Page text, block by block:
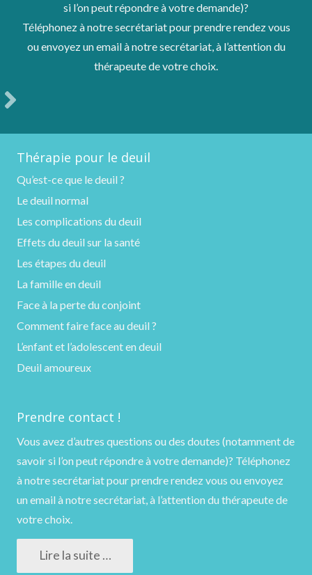
si l’on peut répondre à votre demande)?
Téléphonez à notre secrétariat pour prendre rendez vous
ou envoyez un email à notre secrétariat, à l’attention du
thérapeute de votre choix.
Thérapie pour le deuil
Qu’est-ce que le deuil ?
Le deuil normal
Les complications du deuil
Effets du deuil sur la santé
Les étapes du deuil
La famille en deuil
Face à la perte du conjoint
Comment faire face au deuil ?
L’enfant et l’adolescent en deuil
Deuil amoureux
Prendre contact !
Vous avez d’autres questions ou des doutes (notamment de
savoir si l’on peut répondre à votre demande)? Téléphonez
à notre secrétariat pour prendre rendez vous ou envoyez
un email à notre secrétariat, à l’attention du thérapeute de
votre choix.
Lire la suite …